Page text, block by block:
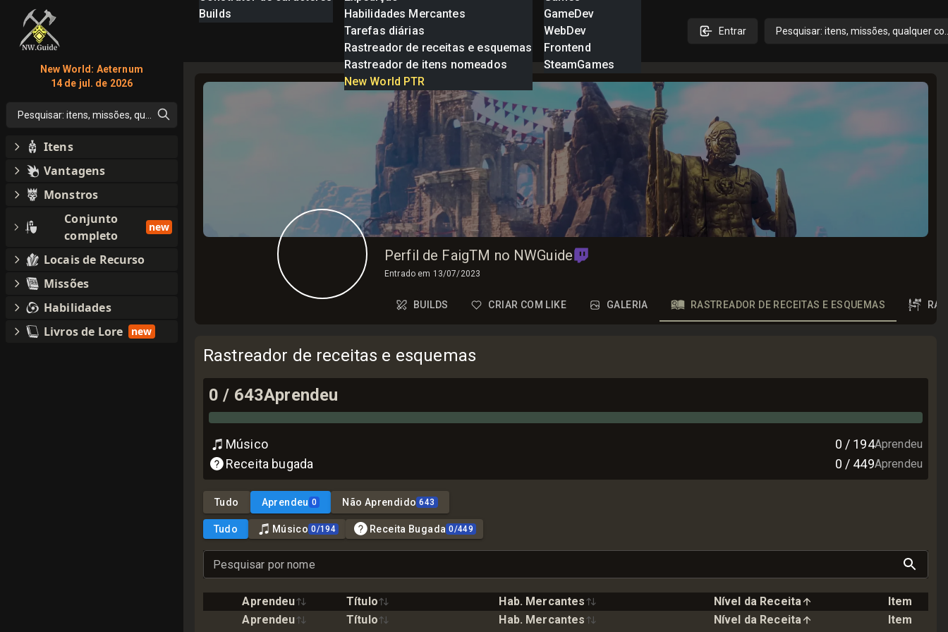
Builds
Habilidades Mercantes
Tarefas diárias
Rastreador de receitas e esquemas
Rastreador de itens nomeados
New World PTR
GameDev
WebDev
Frontend
SteamGames
Entrar Pesquisar: itens, missões, qualquer
Perfil de FaigTM no NWGuide
Entrado em 13/07/2023
BUILDS CRIAR COM LIKE GALERIA RASTREADOR DE RECEITAS E ESQUEMAS
Rastreador de receitas e esquemas
0 / 643Aprendeu
Músico 0 / 194Aprendeu
Receita bugada 0 / 449Aprendeu
Tudo Aprendeu 0 Não Aprendido 643
Tudo Músico 0/194 Receita Bugada 0/449
Pesquisar por nome
Aprendeu Título Hab. Mercantes Nível da Receita
Item
Aprendeu
Título Hab. Mercantes Nível da Receita Item
New World: Aeternum
14 de jul. de 2026
Pesquisar: itens, missões, qualquer coisa
Itens
Vantagens
Monstros
Conjunto
completo
new
Locais de Recurso
Missões
Habilidades
Livros de Lore
new